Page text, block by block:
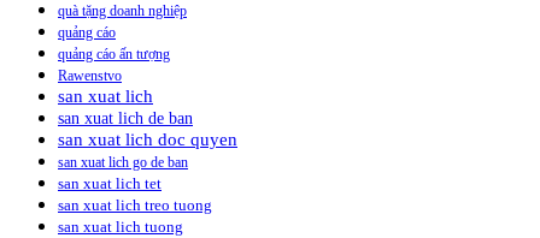
quà tặng doanh nghiệp
quảng cáo
quảng cáo ấn tượng
Rawenstvo
san xuat lich
san xuat lich de ban
san xuat lich doc quyen
san xuat lich go de ban
san xuat lich tet
san xuat lich treo tuong
san xuat lich tuong